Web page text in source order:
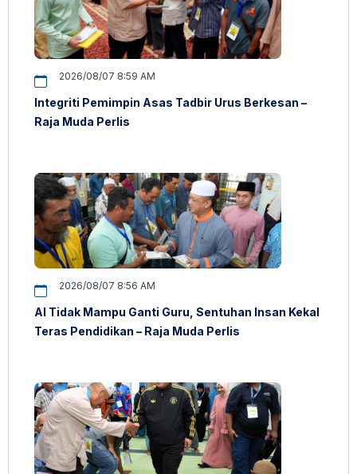
2026/08/07 8:59 AM
Integriti Pemimpin Asas Tadbir Urus Berkesan –
Raja Muda Perlis
2026/08/07 8:56 AM
AI Tidak Mampu Ganti Guru, Sentuhan Insan Kekal
Teras Pendidikan – Raja Muda Perlis